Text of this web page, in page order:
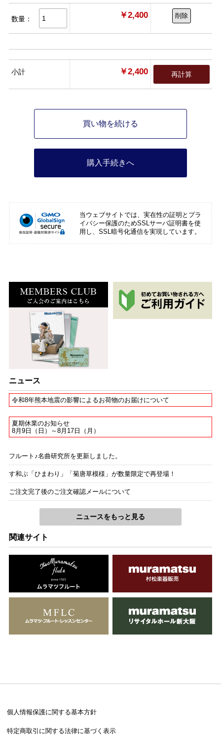
数量： ￥2,400 削除
小計 ￥2,400 再計算
買い物を続ける
購入手続きへ
当ウェブサイトでは、実在性の証明とプラ
イバシー保護のためSSLサーバ証明書を使
用し、SSL暗号化通信を実現しています。
ニュース
令和8年熊本地震の影響によるお荷物のお届けについて
夏期休業のお知らせ
8月9日（日）～8月17日（月）
フルート♪名曲研究所を更新しました。
す和ぶ「ひまわり」「菊唐草模様」が数量限定で再登場！
ご注文完了後のご注文確認メールについて
ニュースをもっと見る
関連サイト
個人情報保護に関する基本方針
特定商取引に関する法律に基づく表示